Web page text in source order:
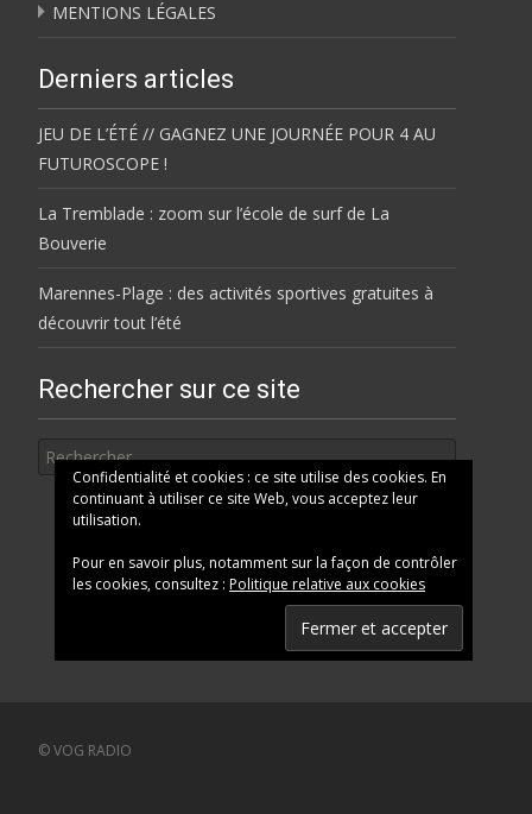
MENTIONS LÉGALES
Derniers articles
JEU DE L’ÉTÉ // GAGNEZ UNE JOURNÉE POUR 4 AU
FUTUROSCOPE !
La Tremblade : zoom sur l’école de surf de La
Bouverie
Marennes-Plage : des activités sportives gratuites à
découvrir tout l’été
Rechercher sur ce site
Confidentialité et cookies : ce site utilise des cookies. En
continuant à utiliser ce site Web, vous acceptez leur
utilisation.
Pour en savoir plus, notamment sur la façon de contrôler
les cookies, consultez : Politique relative aux cookies
© VOG RADIO